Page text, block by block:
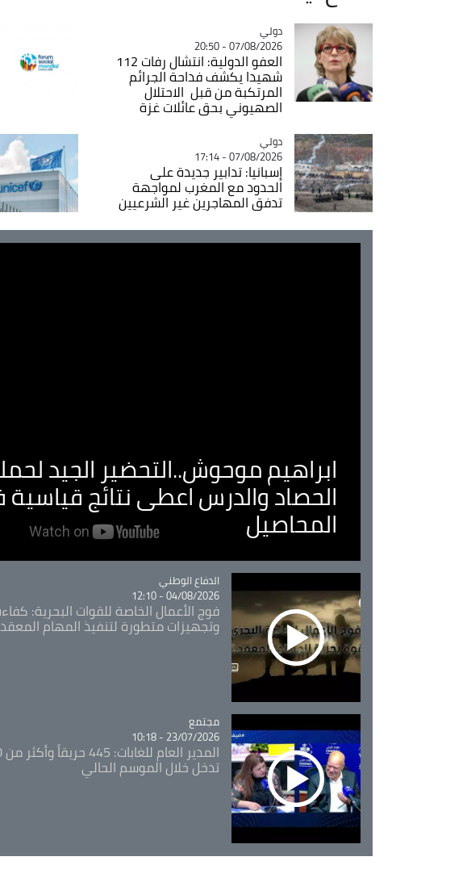
Catégorie
دولي
07/08/2026 - 20:50
العفو الدولية: انتشال رفات 112
شهيدا يكشف فداحة الجرائم
المرتكبة من قبل الاحتلال
الصهيوني بحق عائلات غزة
Catégorie
دولي
07/08/2026 - 17:14
إسبانيا: تدابير جديدة على
الحدود مع المغرب لمواجهة
تدفق المهاجرين غير الشرعيين
ابراهيم موحوش..التحضير الجيد
الحصاد والدرس اعطى نتائج
المحاصيل
Catégorie
الدفاع الوطني
04/08/2026 - 12:10
فوج الأعمال الخاصة للقوات البحرية:
وتجهيزات متطورة لتنفيذ المهام
Catégorie
مجتمع
23/07/2026 - 10:18
تدخل خلال الموسم الحالي